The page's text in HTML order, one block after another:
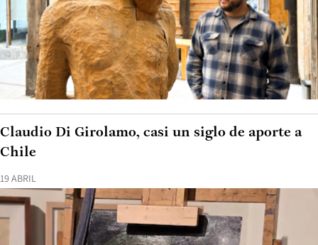
19 ABRIL
Claudio Di Girolamo, casi un siglo de aporte a
Chile